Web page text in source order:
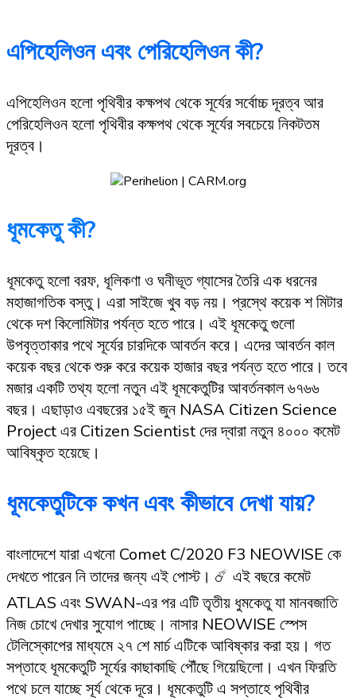
এপিহেলিওন এবং পেরিহেলিওনকী?
এপিহেলিওন হলো পৃথিবীর কক্ষপথ থেকে সূর্যের সর্বোচ্চ দূরত্ব আর
পেরিহেলিওন হলো পৃথিবীর কক্ষপথ থেকে সূর্যের সবচেয়ে নিকটতম
দূরত্ব।
ধূমকেতু কী?
ধূমকেতু হলো বরফ, ধূলিকণা ও ঘনীভূত গ্যাসের তৈরি এক ধরনের
মহাজাগতিক বস্তু। এরা সাইজে খুব বড় নয়। প্রস্থে কয়েক শ মিটার
থেকে দশ কিলোমিটার পর্যন্ত হতে পারে। এই ধূমকেতু গুলো
উপবৃত্তাকার পথে সূর্যের চারদিকে আবর্তন করে। এদের আবর্তন কাল
কয়েক বছর থেকে শুরু করে কয়েক হাজার বছর পর্যন্ত হতে পারে। তবে
মজার একটি তথ্য হলো নতুন এই ধূমকেতুটির আবর্তনকাল ৬৭৬৬
বছর। এছাড়াও এবছরের ১৫ই জুন NASA Citizen Science
Project এর Citizen Scientist দের দ্বারা নতুন ৪০০০ কমেট
আবিষ্কৃত হয়েছে।
ধূমকেতুটিকে কখন এবং কীভাবে দেখা যায়?
বাংলাদেশে যারা এখনো Comet C/2020 F3 NEOWISE কে
দেখতে পারেন নি তাদের জন্য এই পোস্ট। ☄️ এই বছরে কমেট
ATLAS এবং SWAN-এর পর এটি তৃতীয় ধুমকেতু যা মানবজাতি
নিজ চোখে দেখার সুযোগ পাচ্ছে। নাসার NEOWISE স্পেস
টেলিস্কোপের মাধ্যমে ২৭ শে মার্চ এটিকে আবিষ্কার করা হয়। গত
সপ্তাহে ধূমকেতুটি সূর্যের কাছাকাছি পৌঁছে গিয়েছিলো। এখন ফিরতি
পথে চলে যাচ্ছে সূর্য থেকে দূরে। ধূমকেতুটি এ সপ্তাহে পৃথিবীর